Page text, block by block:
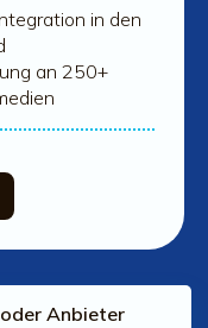
in den
an 250+
Anbieter